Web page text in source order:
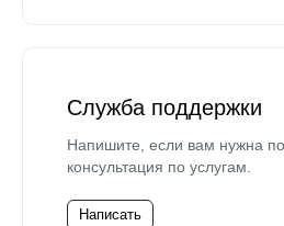
Служба поддержки
Напишите, если вам нужна
консультация по услугам.
Написать